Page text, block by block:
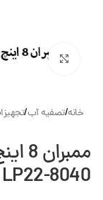
بزرگنمایی
خانه/تصفیه آب/
LP22-8040